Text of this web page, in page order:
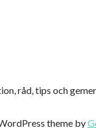
råd, tips och
theme by